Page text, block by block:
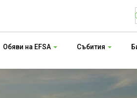
Обяви на EFSA Събития